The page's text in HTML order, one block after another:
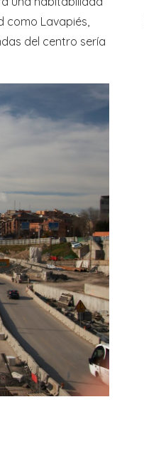
como Lavapiés,
del centro sería